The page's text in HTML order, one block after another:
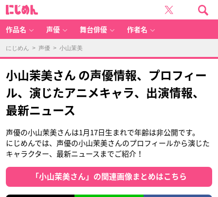
作品名 声優 舞台俳優 作者名
にじめん > 声優 > 小山茉美
小山茉美さん の声優情報、プロフィー
ル、演じたアニメキャラ、出演情報、
最新ニュース
声優の小山茉美さんは1月17日生まれで年齢は非公開です。
にじめんでは、声優の小山茉美さんのプロフィールから演じた
キャラクター、最新ニュースまでご紹介！
「小山茉美さん」の関連画像まとめはこちら